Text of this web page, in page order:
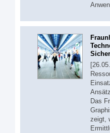
Das
zeigt,